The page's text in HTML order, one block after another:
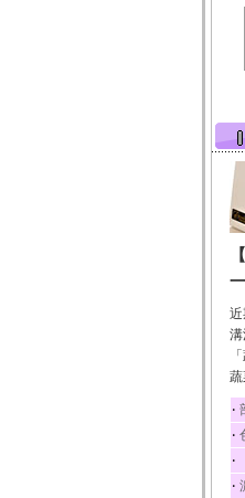
蔬
‧
‧
‧
‧